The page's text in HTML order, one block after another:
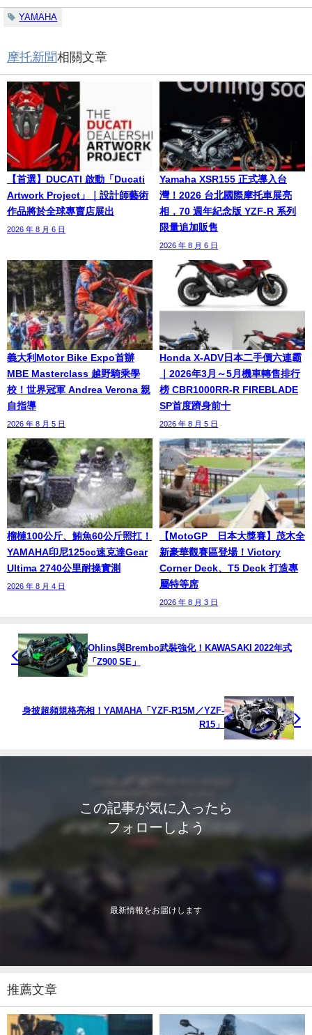
YAMAHA
摩托新聞相關文章
【首選】DUCATI 啟動「Ducati
Artwork Project」｜設計師藝術
作品將於全球專賣店展出
2026 年 8 月 6 日
Yamaha XSR155 正式導入台
灣！2026 台北國際摩托車展亮
相，70 週年紀念版 YZF-R 系列
限量追加販售
2026 年 8 月 6 日
義大利Motor Bike Expo首辦
MBE Masterclass 越野騎乘學
校！世界冠軍 Andrea Verona 親
自指導
2026 年 8 月 5 日
Honda X-ADV日本二手價六連霸
｜2026年3月～5月機車轉售排行
榜 CBR1000RR-R FIREBLADE
SP首度躋身前十
2026 年 8 月 5 日
榴槤100公斤、鮪魚60公斤照扛！
YAMAHA印尼125cc速克達Gear
Ultima 2740公里耐操實測
2026 年 8 月 4 日
【MotoGP™日本大獎賽】茂木全
新豪華觀賽區登場！Victory
Corner Deck、T5 Deck 打造專
屬特等席
2026 年 8 月 3 日
Ohlins與Brembo武裝強化！KAWASAKI 2022年式
「Z900 SE」
身披超頻規格亮相！YAMAHA「YZF-R15M／YZF-
R15」
この記事が気に入ったら
フォローしよう
最新情報をお届けします
推薦文章